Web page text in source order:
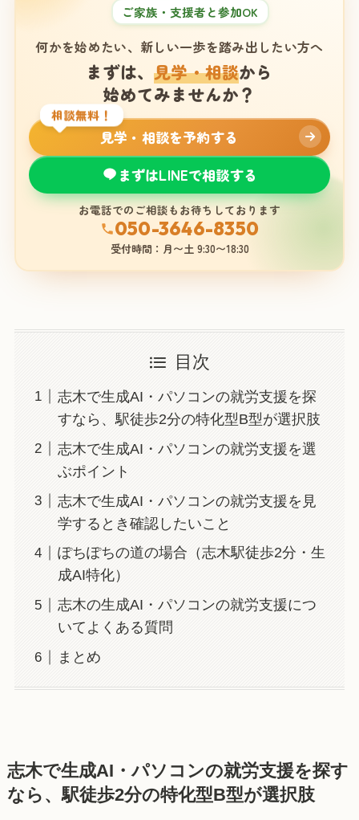
ご家族・支援者と参加OK
何かを始めたい、新しい一歩を踏み出したい方へ
まずは、見学・相談から
始めてみませんか？
相談無料！
見学・相談を予約する
まずはLINEで相談する
お電話でのご相談もお待ちしております
050-3646-8350
受付時間：月〜土 9:30〜18:30
目次
志木で生成AI・パソコンの就労支援を探
すなら、駅徒歩2分の特化型B型が選択肢
志木で生成AI・パソコンの就労支援を選
ぶポイント
志木で生成AI・パソコンの就労支援を見
学するとき確認したいこと
ぽちぽちの道の場合（志木駅徒歩2分・生
成AI特化）
志木の生成AI・パソコンの就労支援につ
いてよくある質問
まとめ
志木で生成AI・パソコンの就労支援を探す
なら、駅徒歩2分の特化型B型が選択肢